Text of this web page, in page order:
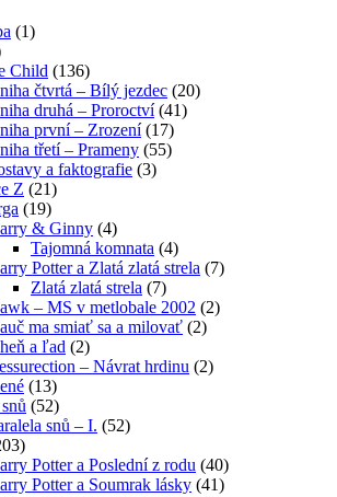
(1)
Child (136)
čtvrtá – Bílý jezdec (20)
druhá – Proroctví(41)
první – Zrození(17)
třetí – Prameny (55)
a faktografie (3)
Z (21)
(19)
& Ginny (4)
Tajomná komnata (4)
Potter a Zlatá zlatá strela (7)
Zlatá zlatá strela (7)
– MS v metlobale 2002 (2)
ma smiať sa a milovať (2)
a ľad (2)
– Návrat hrdinu (2)
(13)
(52)
snů – I. (52)
Potter a Poslední z rodu (40)
Potter a Soumrak lásky (41)